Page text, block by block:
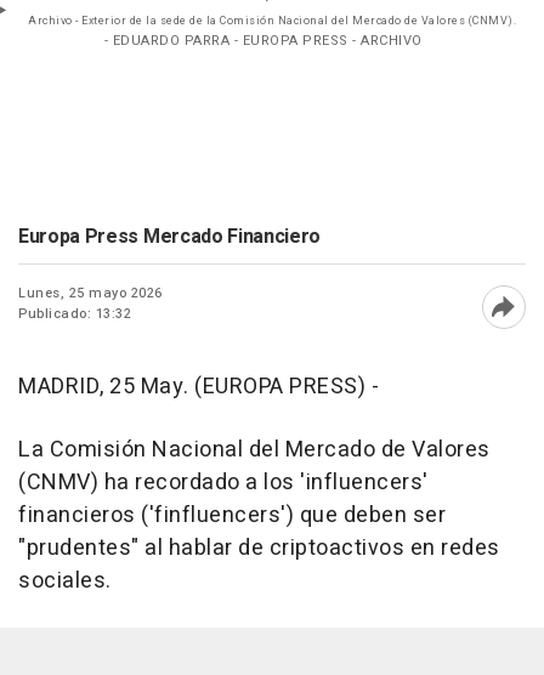
Archivo - Exterior de la sede de la Comisión Nacional del Mercado de Valores (CNMV).
- EDUARDO PARRA - EUROPA PRESS - ARCHIVO
Europa Press Mercado Financiero
Lunes, 25 mayo 2026
Publicado: 13:32
MADRID, 25 May. (EUROPA PRESS) -
La Comisión Nacional del Mercado de Valores
(CNMV) ha recordado a los 'influencers'
financieros ('finfluencers') que deben ser
"prudentes" al hablar de criptoactivos en redes
sociales.